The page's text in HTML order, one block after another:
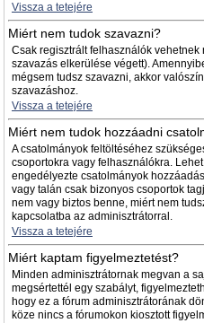
Vissza a tetejére
Miért nem tudok szavazni?
Csak regisztrált felhasználók
szavazás elkerülése végett).
mégsem tudsz szavazni, akkor
szavazáshoz.
Vissza a tetejére
Miért nem tudok hozzáadni
A csatolmányok feltöltéséhez
csoportokra vagy felhasználókra.
engedélyezte csatolmányok
vagy talán csak bizonyos csoportok
nem vagy biztos benne, miért nem
kapcsolatba az adminisztrátorral.
Vissza a tetejére
Miért kaptam figyelmeztetést?
Minden adminisztrátornak megvan a
megsértettél egy szabályt,
hogy ez a fórum adminisztrátorának
köze nincs a fórumokon kiosztott